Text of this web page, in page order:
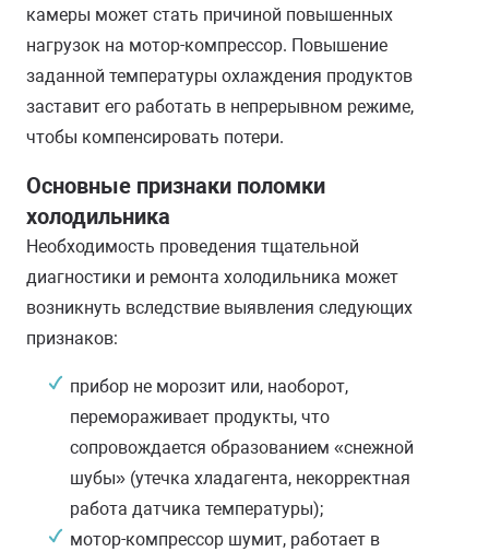
камеры может стать причиной повышенных
нагрузок на мотор-компрессор. Повышение
заданной температуры охлаждения продуктов
заставит его работать в непрерывном режиме,
чтобы компенсировать потери.
Основные признаки поломки
холодильника
Необходимость проведения тщательной
диагностики и ремонта холодильника может
возникнуть вследствие выявления следующих
признаков:
прибор не морозит или, наоборот,
перемораживает продукты, что
сопровождается образованием «снежной
шубы» (утечка хладагента, некорректная
работа датчика температуры);
мотор-компрессор шумит, работает в